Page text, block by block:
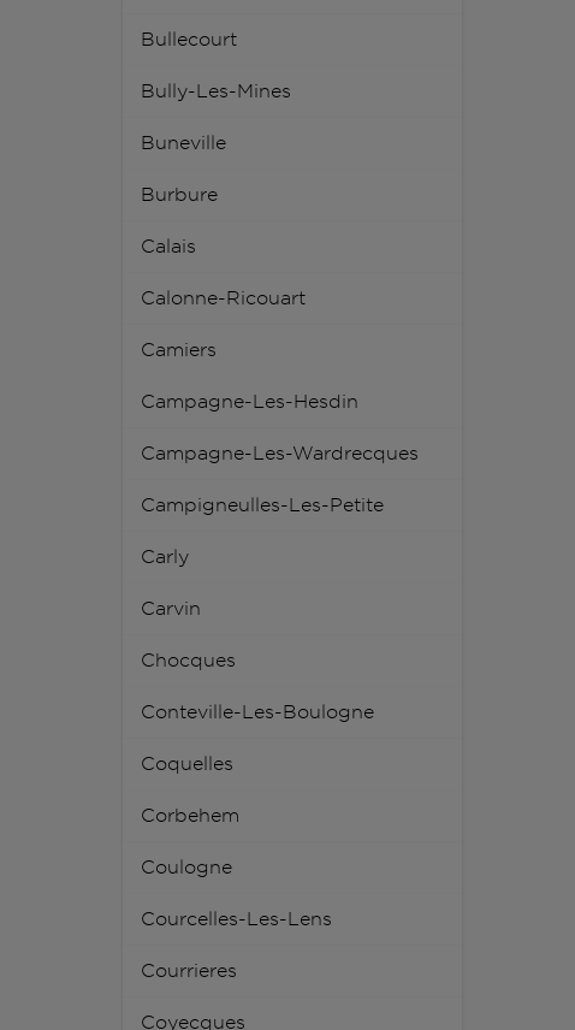
Bullecourt
Bully-Les-Mines
Buneville
Burbure
Calais
Calonne-Ricouart
Camiers
Campagne-Les-Hesdin
Campagne-Les-Wardrecques
Campigneulles-Les-Petite
Carly
Carvin
Chocques
Conteville-Les-Boulogne
Coquelles
Corbehem
Coulogne
Courcelles-Les-Lens
Courrieres
Coyecques